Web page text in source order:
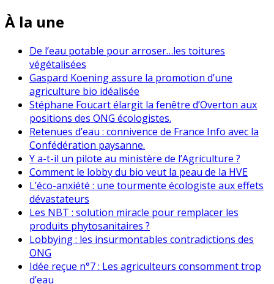
À la une
De l’eau potable pour arroser…les toitures
végétalisées
Gaspard Koening assure la promotion d’une
agriculture bio idéalisée
Stéphane Foucart élargit la fenêtre d’Overton aux
positions des ONG écologistes.
Retenues d’eau : connivence de France Info avec la
Confédération paysanne.
Y a-t-il un pilote au ministère de l’Agriculture ?
Comment le lobby du bio veut la peau de la HVE
L’éco-anxiété : une tourmente écologiste aux effets
dévastateurs
Les NBT : solution miracle pour remplacer les
produits phytosanitaires ?
Lobbying : les insurmontables contradictions des
ONG
Idée reçue n°7 : Les agriculteurs consomment trop
d’eau